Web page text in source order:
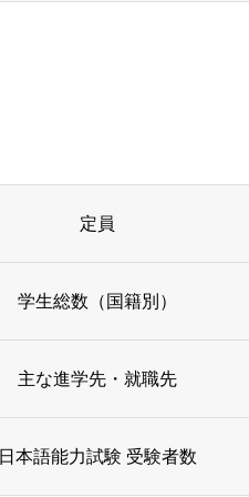
定員
学生総数（国籍別）
主な進学先・就職先
日本語能力試験 受験者数